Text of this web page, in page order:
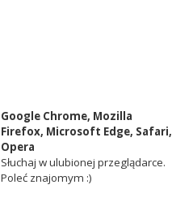
Google Chrome, Mozilla
Firefox, Microsoft Edge, Safari,
Opera
Słuchaj w ulubionej przeglądarce.
Poleć znajomym :)